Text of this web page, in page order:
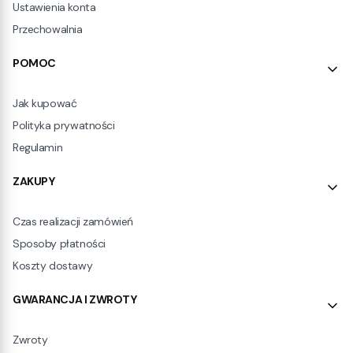
Ustawienia konta
Przechowalnia
POMOC
Jak kupować
Polityka prywatności
Regulamin
ZAKUPY
Czas realizacji zamówień
Sposoby płatności
Koszty dostawy
GWARANCJA I ZWROTY
Zwroty